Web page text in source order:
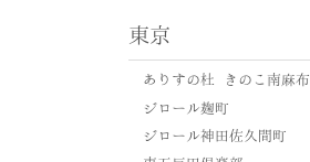
東京
ありすの杜 きのこ南麻布
ジロール麹町
ジロール神田佐久間町